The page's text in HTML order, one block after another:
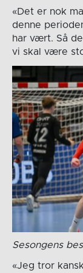
«Det er nok
denne
har vært. Så
vi skal være
Sesongens
«Jeg tror